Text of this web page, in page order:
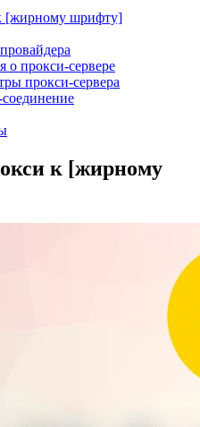
[жирному шрифту]
о прокси-сервере
прокси-сервера
к [жирному